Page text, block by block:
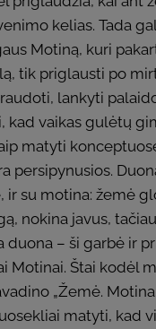
kelias. Tada
Motiną, kuri
tik priglausti po
lankyti
kad vaikas gulėtų
matyti
persipynusios.
ir su motina: žemė
nokina javus,
duona – ši garbė ir
Motinai. Štai kodėl
„Žemė. Motina.
matyti, kad